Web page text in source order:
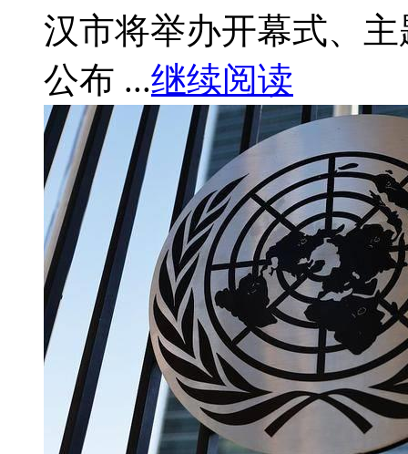
汉市将举办开幕式、
公布 ...继续阅读